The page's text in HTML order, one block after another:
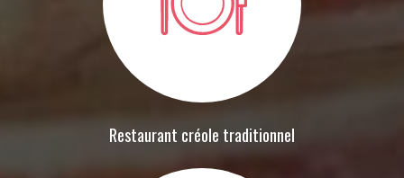
Restaurant créole traditionnel